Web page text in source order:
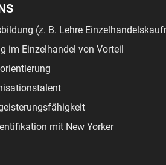
(z. B. Lehre
im Einzelhandel von Vorteil
mit New Yorker